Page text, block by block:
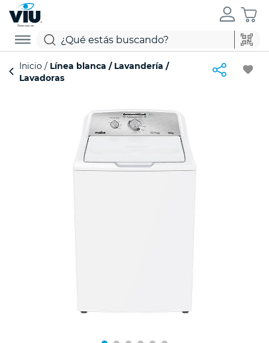
Inicio Línea blanca Lavandería
Lavadoras
favorite